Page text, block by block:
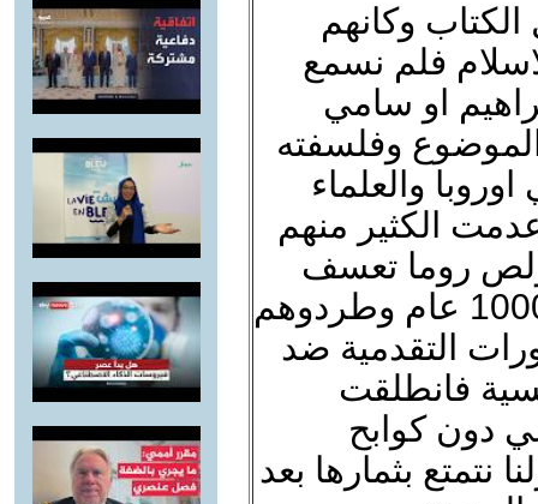
وكانهم
فلم نسمع
او سامي
وفلسفته
والعلماء
الكثير منهم
روما تعسف
وجلد العلم واخر اوروبا اكثر من 1000 عام وطردوهم
التقدمية ضد
فانطلقت
دون كوابح
نتمتع بثمارها بعد